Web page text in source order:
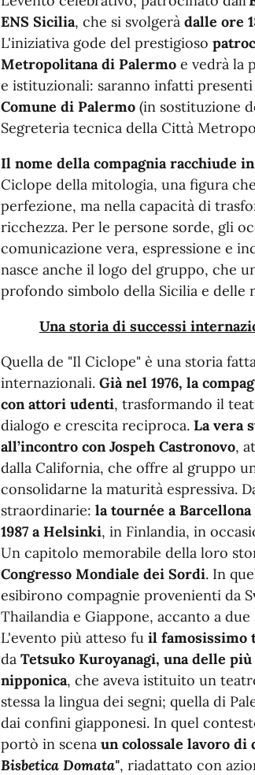
ENS Sicilia, che si svolgerà dalle ore
L'iniziativa gode del prestigioso
Metropolitana di Palermoe vedrà la
e istituzionali: saranno infatti presenti
Comune di Palermo(in sostituzione
Segreteria tecnica della Città
Il nome della compagnia racchiude
Ciclope della mitologia, una figura
perfezione, ma nella capacità di
ricchezza. Per le persone sorde, gli
comunicazione vera, espressione e
nasce anche il logo del gruppo, che
profondo simbolo della Sicilia e delle
Una storia di successi
Quella de "Il Ciclope" è una storia
internazionali. Già nel 1976, la
con attori udenti, trasformando il
dialogo e crescita reciproca. La vera
all’incontro con Jospeh Castronovo,
dalla California, che offre al gruppo
consolidarne la maturità espressiva.
straordinarie: la tournée a Barcellona
1987 a Helsinki, in Finlandia, in
Un capitolo memorabile della loro
Congresso Mondiale dei Sordi. In
esibirono compagnie provenienti da
Thailandia e Giappone, accanto a
L'evento più atteso fu il famosissimo
da Tetsuko Kuroyanagi, una delle
nipponica, che aveva istituito un
stessa la lingua dei segni; quella di
dai confini giapponesi. In quel
portò in scena un colossale lavoro di
Bisbetica Domata", riadattato con